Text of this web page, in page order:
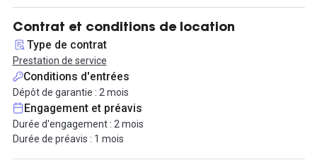
Profitez de l'accès 24/7 à toutes les installations, y compris le
lounge, les salles de réunion et la phonebox, pour répondre à tous
vos besoins professionnels. Vous bénéficierez également de
l'accès internet, de la reprographie, de l'électricité et du ménage
inclus dans le prix de location.
Celui-ci s'élève à 1200 euros HT par mois charges comprises, le
tout comprenant tous les services dont vous avez besoin pour
développer votre entreprise dans les meilleures conditions :
mobilier de qualité, accès Wifi fiable, réception accueillante et
salles de réunion pour vos rendez-vous professionnels.
Contrat et conditions de location
Type de contrat
Prestation de service
Conditions d'entrées
Dépôt de garantie : 2 mois
Engagement et préavis
Durée d'engagement : 2 mois
Durée de préavis : 1 mois